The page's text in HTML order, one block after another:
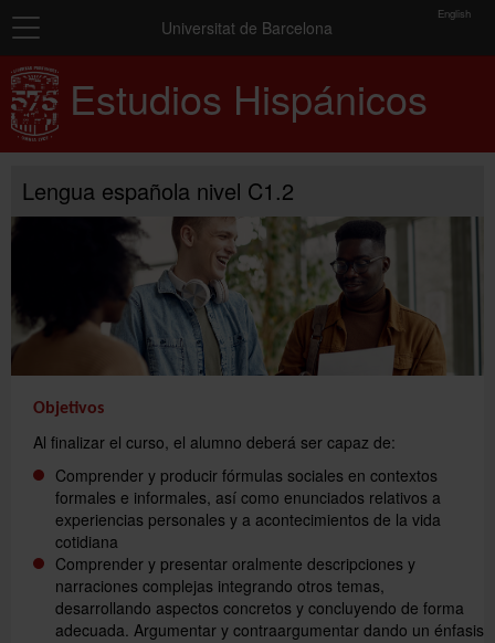
Matrícula
Resumen
de
los
grupos
grupo.
Añadir más grupos
Navegación Universitat de Barcelona
toolbar
English
Estudios Hispánicos
Inicio
Exámenes y certificados
Conócenos
Más información
Lengua española nivel C1.2
Objetivos
Al finalizar el curso, el alumno deberá ser capaz de:
Comprender y producir fórmulas sociales en contextos
formales e informales, así como enunciados relativos a
experiencias personales y a acontecimientos de la vida
cotidiana
Comprender y presentar oralmente descripciones y
narraciones complejas integrando otros temas,
desarrollando aspectos concretos y concluyendo de forma
adecuada. Argumentar y contraargumentar dando un énfasis